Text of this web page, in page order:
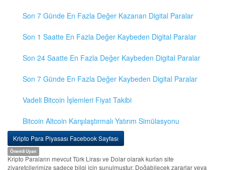
Son 7 Günde En Fazla Değer Kazanan Digital Paralar
Son 1 Saatte En Fazla Değer Kaybeden Digital Paralar
Son 24 Saatte En Fazla Değer Kaybeden Digital Paralar
Son 7 Günde En Fazla Değer Kaybeden Digital Paralar
Vadeli Bitcoin İşlemleri Fiyat Takibi
Bitcoin Altcoin Karşılaştırmalı Yatırım Simülasyonu
Kripto Para Piyasası Facebook Sayfası
Önemli Uyarı
Kripto Paraların mevcut Türk Lirası ve Dolar olarak kurları site
ziyaretçilerimize sadece bilgi için sunulmuştur. Doğabilecek zararlar veya